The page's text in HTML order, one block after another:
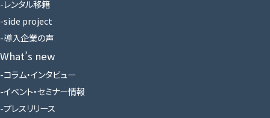
レンタル移籍
side project
導入企業の声
What’s new
コラム・インタビュー
イベント・セミナー情報
プレスリリース